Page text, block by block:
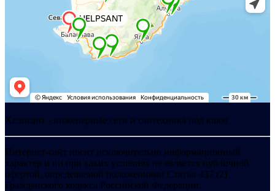
Хелпсант - инженерные сети и сантехника под ключ
Интернет-сайт носит исключительно информационный
характер и ни при каких условиях не является публичной
офертой, определяемой положениями Статьи 437 (2)
Гражданского кодекса Российской Федерации.